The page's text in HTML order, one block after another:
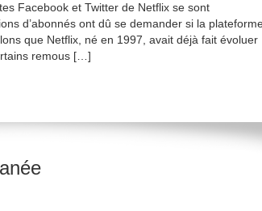
Facebook et Twitter de Netflix se sont
d’abonnés ont dû se demander si la
que Netflix, né en 1997, avait déjà fait évoluer
remous […]